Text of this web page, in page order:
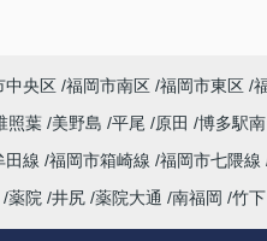
中央区 福岡市南区 福岡市東区
照葉 美野島 平尾 原田 博多駅南
田線 福岡市箱崎線 福岡市七隈線
薬院 井尻 薬院大通 南福岡 竹下